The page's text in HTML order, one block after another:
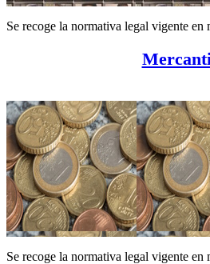
Se recoge la normativa legal vigente en
Se recoge la normativa legal vigente en